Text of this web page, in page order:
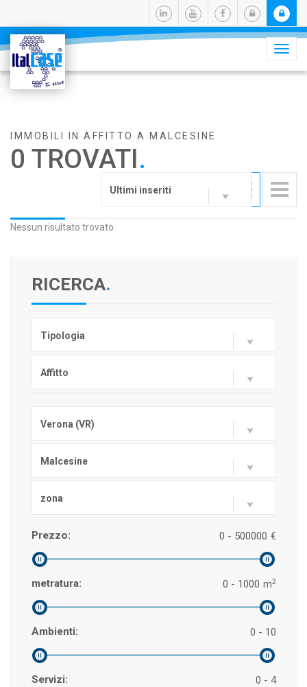
IMMOBILI IN AFFITTO A MALCESINE
0 TROVATI.
Ultimi inseriti
Nessun risultato trovato
RICERCA.
Tipologia
Affitto
Verona (VR)
Malcesine
zona
Prezzo: €
0 - 500000
metratura: m2
0 - 1000
Ambienti: 0 - 10
Servizi: 0 - 4